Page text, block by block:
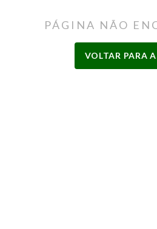
PÁGINA NÃO
VOLTAR PARA